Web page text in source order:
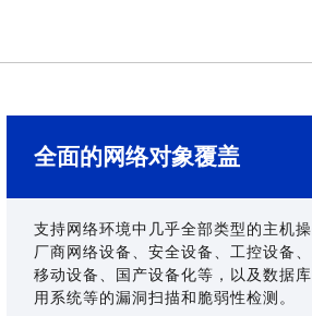
全面的网络对象覆盖
支持网络环境中几乎全部类型的主机
厂商网络设备、安全设备、工控设备、
移动设备、国产设备化等，以及数据
用系统等的漏洞扫描和脆弱性检测。